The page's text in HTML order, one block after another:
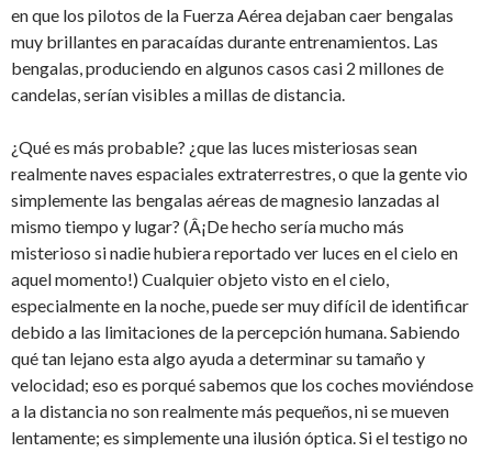
en que los pilotos de la Fuerza Aérea dejaban caer bengalas
muy brillantes en paracaídas durante entrenamientos. Las
bengalas, produciendo en algunos casos casi 2 millones de
candelas, serían visibles a millas de distancia.
¿Qué es más probable? ¿que las luces misteriosas sean
realmente naves espaciales extraterrestres, o que la gente vio
simplemente las bengalas aéreas de magnesio lanzadas al
mismo tiempo y lugar? (Â¡De hecho sería mucho más
misterioso si nadie hubiera reportado ver luces en el cielo en
aquel momento!) Cualquier objeto visto en el cielo,
especialmente en la noche, puede ser muy difícil de identificar
debido a las limitaciones de la percepción humana. Sabiendo
qué tan lejano esta algo ayuda a determinar su tamaño y
velocidad; eso es porqué sabemos que los coches moviéndose
a la distancia no son realmente más pequeños, ni se mueven
lentamente; es simplemente una ilusión óptica. Si el testigo no